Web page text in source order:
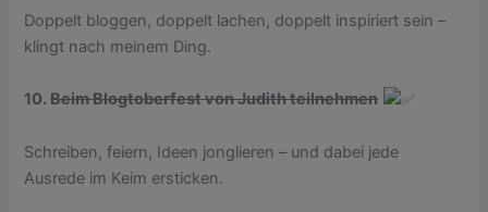
Doppelt bloggen, doppelt lachen, doppelt inspiriert sein –
klingt nach meinem Ding.
10.Beim Blogtoberfest von Judith teilnehmen
Schreiben, feiern, Ideen jonglieren – und dabei jede
Ausrede im Keim ersticken.